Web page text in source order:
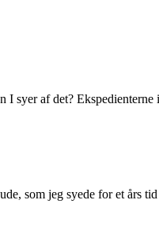
syer af det?
som jeg syede for et års